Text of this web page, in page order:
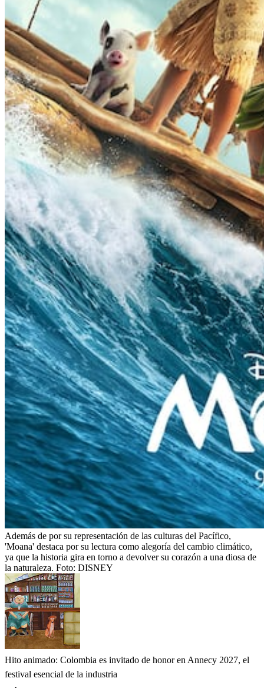
Además de por su representación de las culturas del Pacífico,
'Moana' destaca por su lectura como alegoría del cambio climático,
ya que la historia gira en torno a devolver su corazón a una diosa de
la naturaleza. Foto: DISNEY
Hito animado: Colombia es invitado de honor en Annecy 2027, el
festival esencial de la industria